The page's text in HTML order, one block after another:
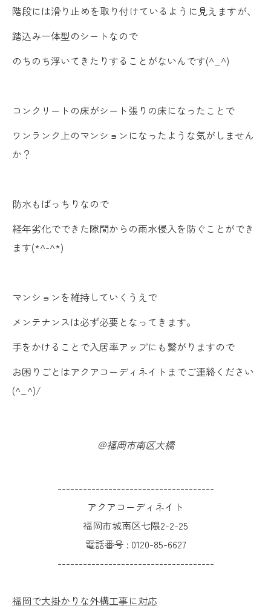
階段には滑り止めを取り付けているように見えますが、
踏込み一体型のシートなので
のちのち浮いてきたりすることがないんです(^_^)
コンクリートの床がシート張りの床になったことで
ワンランク上のマンションになったような気がしません
か？
防水もばっちりなので
経年劣化でできた隙間からの雨水侵入を防ぐことができ
ます(*^-^*)
マンションを維持していくうえで
メンテナンスは必ず必要となってきます。
手をかけることで入居率アップにも繋がりますので
お困りごとはアクアコーディネイトまでご連絡ください
(^_^)/
＠福岡市南区大橋
-------------------------------------
アクアコーディネイト
福岡市城南区七隈2-2-25
電話番号 : 0120-85-6627
-------------------------------------
福岡で大掛かりな外構工事に対応